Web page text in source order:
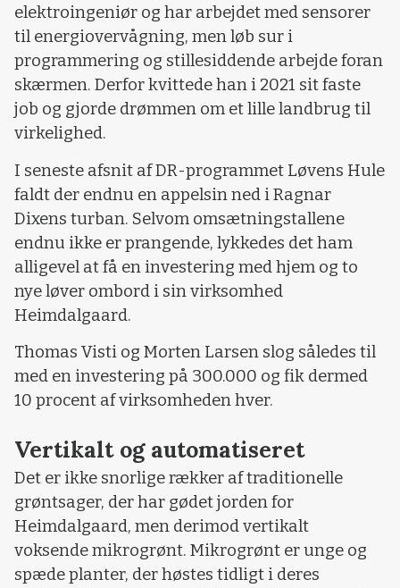
elektroingeniør og har arbejdet med sensorer
til energiovervågning, men løb sur i
programmering og stillesiddende arbejde foran
skærmen. Derfor kvittede han i 2021 sit faste
job og gjorde drømmen om et lille landbrug til
virkelighed.
I seneste afsnit af DR-programmet Løvens Hule
faldt der endnu en appelsin ned i Ragnar
Dixens turban. Selvom omsætningstallene
endnu ikke er prangende, lykkedes det ham
alligevel at få en investering med hjem og to
nye løver ombord i sin virksomhed
Heimdalgaard.
Thomas Visti og Morten Larsen slog således til
med en investering på 300.000 og fik dermed
10 procent af virksomheden hver.
Vertikalt og automatiseret
Det er ikke snorlige rækker af traditionelle
grøntsager, der har gødet jorden for
Heimdalgaard, men derimod vertikalt
voksende mikrogrønt. Mikrogrønt er unge og
spæde planter, der høstes tidligt i deres